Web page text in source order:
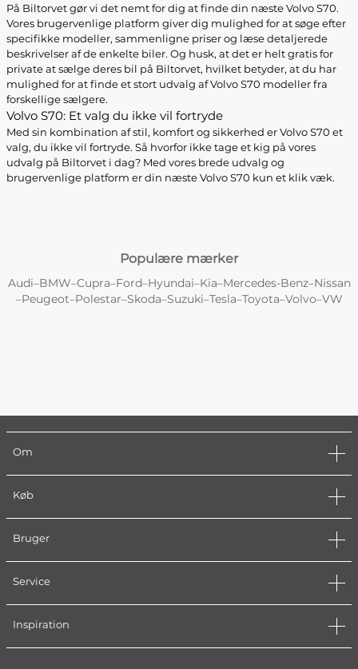
På Biltorvet gør vi det nemt for dig at finde din næste Volvo S70.
Vores brugervenlige platform giver dig mulighed for at søge efter
specifikke modeller, sammenligne priser og læse detaljerede
beskrivelser af de enkelte biler. Og husk, at det er helt gratis for
private at sælge deres bil på Biltorvet, hvilket betyder, at du har
mulighed for at finde et stort udvalg af Volvo S70 modeller fra
forskellige sælgere.
Volvo S70: Et valg du ikke vil fortryde
Med sin kombination af stil, komfort og sikkerhed er Volvo S70 et
valg, du ikke vil fortryde. Så hvorfor ikke tage et kig på vores
udvalg på Biltorvet i dag? Med vores brede udvalg og
brugervenlige platform er din næste Volvo S70 kun et klik væk.
Populære mærker
Audi–BMW–Cupra–Ford–Hyundai–Kia–Mercedes-Benz–Nissan
–Peugeot–Polestar–Skoda–Suzuki–Tesla–Toyota–Volvo–VW
Om
Køb
Bruger
Service
Inspiration